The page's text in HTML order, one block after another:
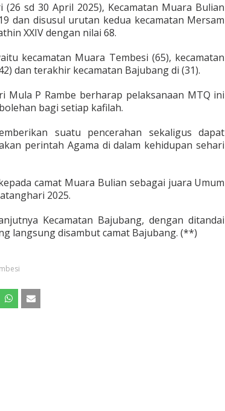
sd 30 April 2025), Kecamatan Muara Bulian
dan disusul urutan kedua kecamatan Mersam
XXIV dengan nilai 68.
kecamatan Muara Tembesi (65), kecamatan
dan terakhir kecamatan Bajubang di (31).
Mula P Rambe berharap pelaksanaan MTQ ini
bagi setiap kafilah.
suatu pencerahan sekaligus dapat
perintah Agama di dalam kehidupan sehari
camat Muara Bulian sebagai juara Umum
2025.
Kecamatan Bajubang, dengan ditandai
langsung disambut camat Bajubang. (**)